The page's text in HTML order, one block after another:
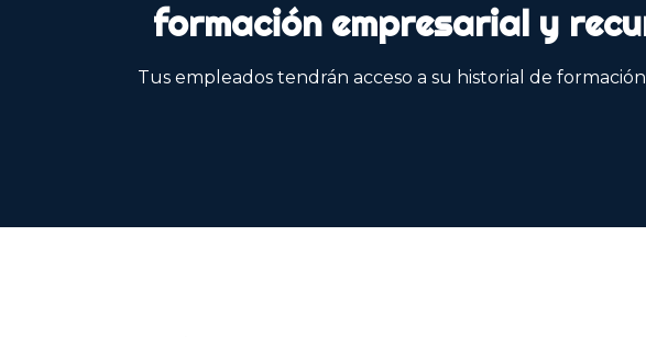
formación empresarial y
Tus empleados tendrán acceso a su historial de